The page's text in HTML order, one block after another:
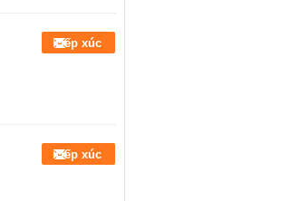
Tiếp xúc
Tiếp xúc